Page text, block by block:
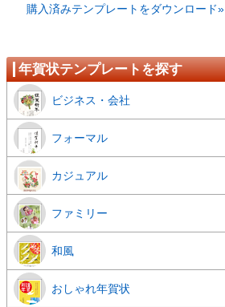
購入済みテンプレートをダウンロード»
年賀状テンプレートを探す
ビジネス・会社
フォーマル
カジュアル
ファミリー
和風
おしゃれ年賀状